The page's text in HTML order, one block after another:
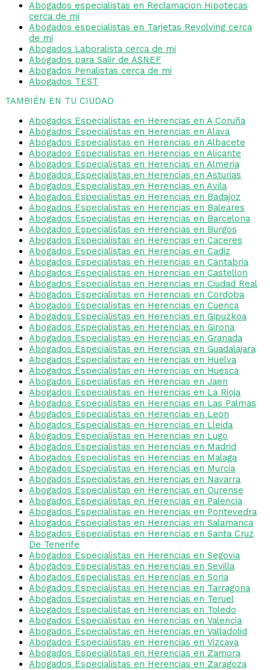
Abogados especialistas en Reclamacion Hipotecas
cerca de mi
Abogados especialistas en Tarjetas Revolving cerca
de mi
Abogados Laboralista cerca de mi
Abogados para Salir de ASNEF
Abogados Penalistas cerca de mi
Abogados TEST
TAMBIÉN EN TU CIUDAD
Abogados Especialistas en Herencias en A Coruña
Abogados Especialistas en Herencias en Alava
Abogados Especialistas en Herencias en Albacete
Abogados Especialistas en Herencias en Alicante
Abogados Especialistas en Herencias en Almeria
Abogados Especialistas en Herencias en Asturias
Abogados Especialistas en Herencias en Avila
Abogados Especialistas en Herencias en Badajoz
Abogados Especialistas en Herencias en Baleares
Abogados Especialistas en Herencias en Barcelona
Abogados Especialistas en Herencias en Burgos
Abogados Especialistas en Herencias en Caceres
Abogados Especialistas en Herencias en Cadiz
Abogados Especialistas en Herencias en Cantabria
Abogados Especialistas en Herencias en Castellon
Abogados Especialistas en Herencias en Ciudad Real
Abogados Especialistas en Herencias en Cordoba
Abogados Especialistas en Herencias en Cuenca
Abogados Especialistas en Herencias en Gipuzkoa
Abogados Especialistas en Herencias en Girona
Abogados Especialistas en Herencias en Granada
Abogados Especialistas en Herencias en Guadalajara
Abogados Especialistas en Herencias en Huelva
Abogados Especialistas en Herencias en Huesca
Abogados Especialistas en Herencias en Jaen
Abogados Especialistas en Herencias en La Rioja
Abogados Especialistas en Herencias en Las Palmas
Abogados Especialistas en Herencias en Leon
Abogados Especialistas en Herencias en Lleida
Abogados Especialistas en Herencias en Lugo
Abogados Especialistas en Herencias en Madrid
Abogados Especialistas en Herencias en Malaga
Abogados Especialistas en Herencias en Murcia
Abogados Especialistas en Herencias en Navarra
Abogados Especialistas en Herencias en Ourense
Abogados Especialistas en Herencias en Palencia
Abogados Especialistas en Herencias en Pontevedra
Abogados Especialistas en Herencias en Salamanca
Abogados Especialistas en Herencias en Santa Cruz
De Tenerife
Abogados Especialistas en Herencias en Segovia
Abogados Especialistas en Herencias en Sevilla
Abogados Especialistas en Herencias en Soria
Abogados Especialistas en Herencias en Tarragona
Abogados Especialistas en Herencias en Teruel
Abogados Especialistas en Herencias en Toledo
Abogados Especialistas en Herencias en Valencia
Abogados Especialistas en Herencias en Valladolid
Abogados Especialistas en Herencias en Vizcaya
Abogados Especialistas en Herencias en Zamora
Abogados Especialistas en Herencias en Zaragoza